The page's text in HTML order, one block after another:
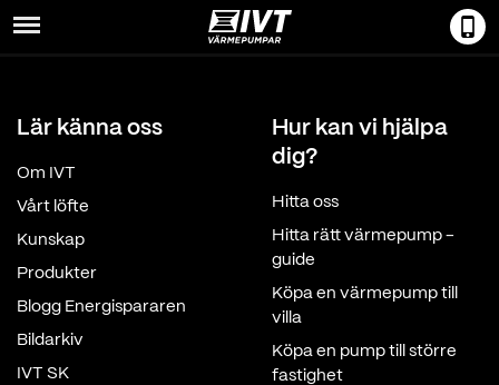
Lär känna oss
Om IVT
Vårt löfte
Kunskap
Produkter
Blogg Energispararen
Bildarkiv
IVT SK
Hur kan vi hjälpa
dig?
Hitta oss
Hitta rätt värmepump -
guide
Köpa en värmepump till
villa
Köpa en pump till större
fastighet